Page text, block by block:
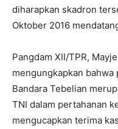
diharapkan skadron
Oktober 2016
Pangdam XII/TPR,
mengungkapkan
Bandara Tebelian
TNI dalam pertahanan
mengucapkan terima